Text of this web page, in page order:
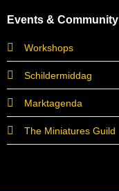
Events & Community
Workshops
Schildermiddag
Marktagenda
The Miniatures Guild